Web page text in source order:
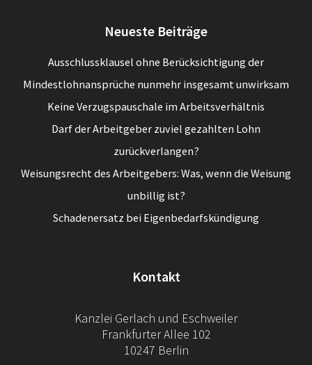
Neueste Beiträge
Ausschlussklausel ohne Berücksichtigung der
Mindestlohnansprüche nunmehr insgesamt unwirksam
Keine Verzugspauschale im Arbeitsverhältnis
Darf der Arbeitgeber zuviel gezahlten Lohn
zurückverlangen?
Weisungsrecht des Arbeitgebers: Was, wenn die Weisung
unbillig ist?
Schadenersatz bei Eigenbedarfskündigung
Kontakt
Kanzlei Gerlach und Eschweiler
Frankfurter Allee 102
10247 Berlin